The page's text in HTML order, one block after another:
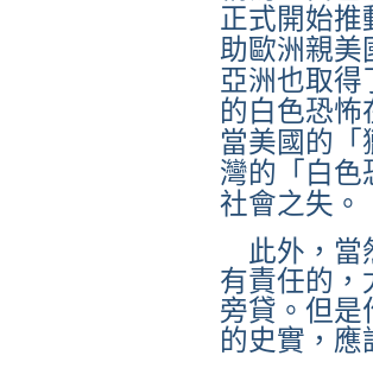
正式開始推
助歐洲親美
亞洲也取得
的白色恐怖
當美國的「
灣的「白色
社會之失。
此外， 當
有責任的，
旁貸。但是
的史實，應